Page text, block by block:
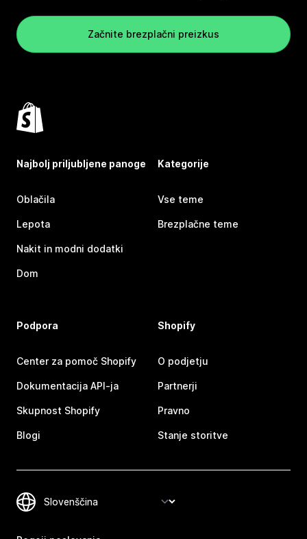
Začnite brezplačni preizkus
Najbolj priljubljene panoge
Oblačila
Lepota
Nakit in modni dodatki
Dom
Kategorije
Vse teme
Brezplačne teme
Podpora
Center za pomoč Shopify
Dokumentacija API-ja
Skupnost Shopify
Blogi
Shopify
O podjetju
Partnerji
Pravno
Stanje storitve